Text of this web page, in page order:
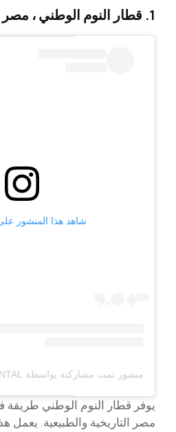
1. قطار النوم الوطني ، مصر
شاهد هذا المنشور
يوفر قطار النوم الوطني طريقة
مصر التاريخية والطبيعية. يعمل